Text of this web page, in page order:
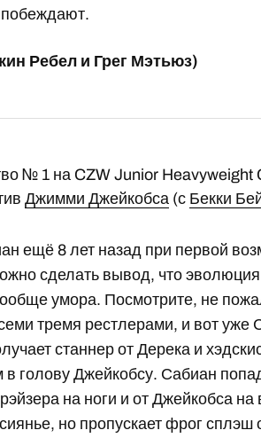
побеждают.
Ребел и Грег Мэтьюз)
№ 1 на CZW Junior
Джимми Джейкобса (с Бекки
ещё 8 лет назад при первой
сделать вывод, что
умора. Посмотрите, не
тремя рестлерами, и вот уже
станнер от Дерека и
голову Джейкобсу. Сабиан
на ноги и от Джейкобса
но пропускает фрог